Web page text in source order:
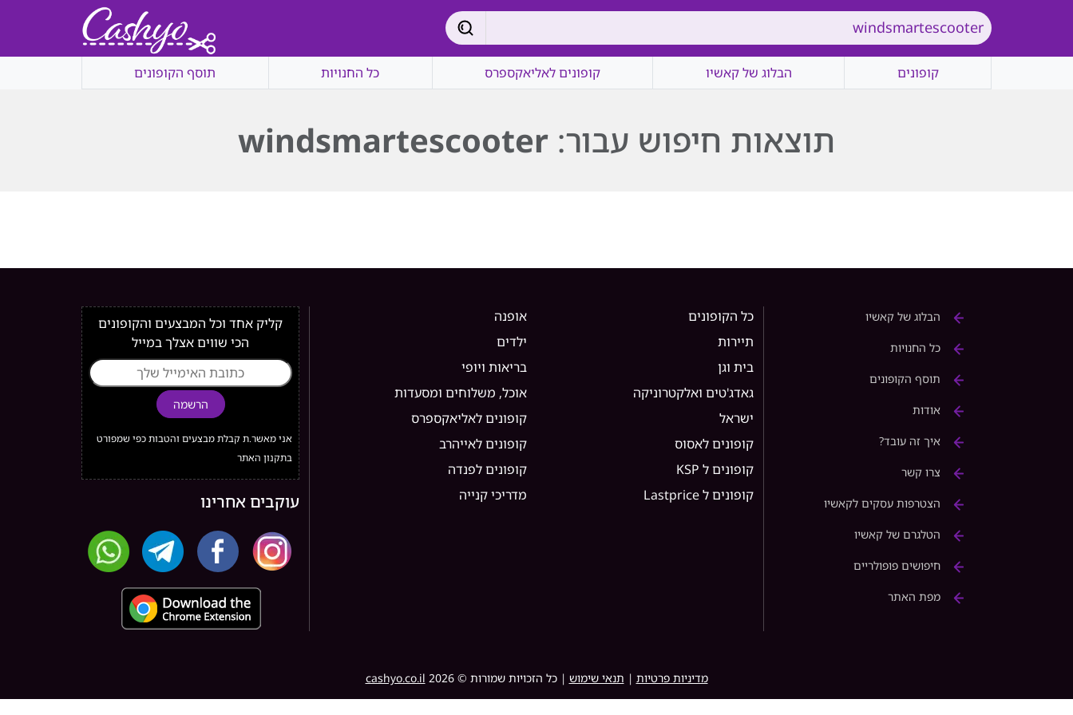
קופונים הבלוג של קאשיו קופונים לאליאקספרס כל החנויות תוסף הקופונים
תוצאות חיפוש עבור: windsmartescooter
הבלוג של קאשיו
כל החנויות
תוסף הקופונים
אודות
איך זה עובד?
צרו קשר
הצטרפות עסקים לקאשיו
הטלגרם של קאשיו
חיפושים פופולריים
מפת האתר
כל הקופונים
אופנה
תיירות
ילדים
בית וגן
בריאות ויופי
גאדג'טים ואלקטרוניקה
אוכל, משלוחים ומסעדות
ישראל
קופונים לאליאקספרס
קופונים לאסוס
קופונים לאייהרב
קופונים ל KSP
קופונים לפנדה
קופונים ל Lastprice
מדריכי קנייה
קליק אחד וכל המבצעים והקופונים
הכי שווים אצלך במייל
הרשמה
אני מאשר.ת קבלת מבצעים והטבות כפי שמפורט
בתקנון האתר
עוקבים אחרינו
מדיניות פרטיות | תנאי שימוש | כל הזכויות שמורות © cashyo.co.il 2026